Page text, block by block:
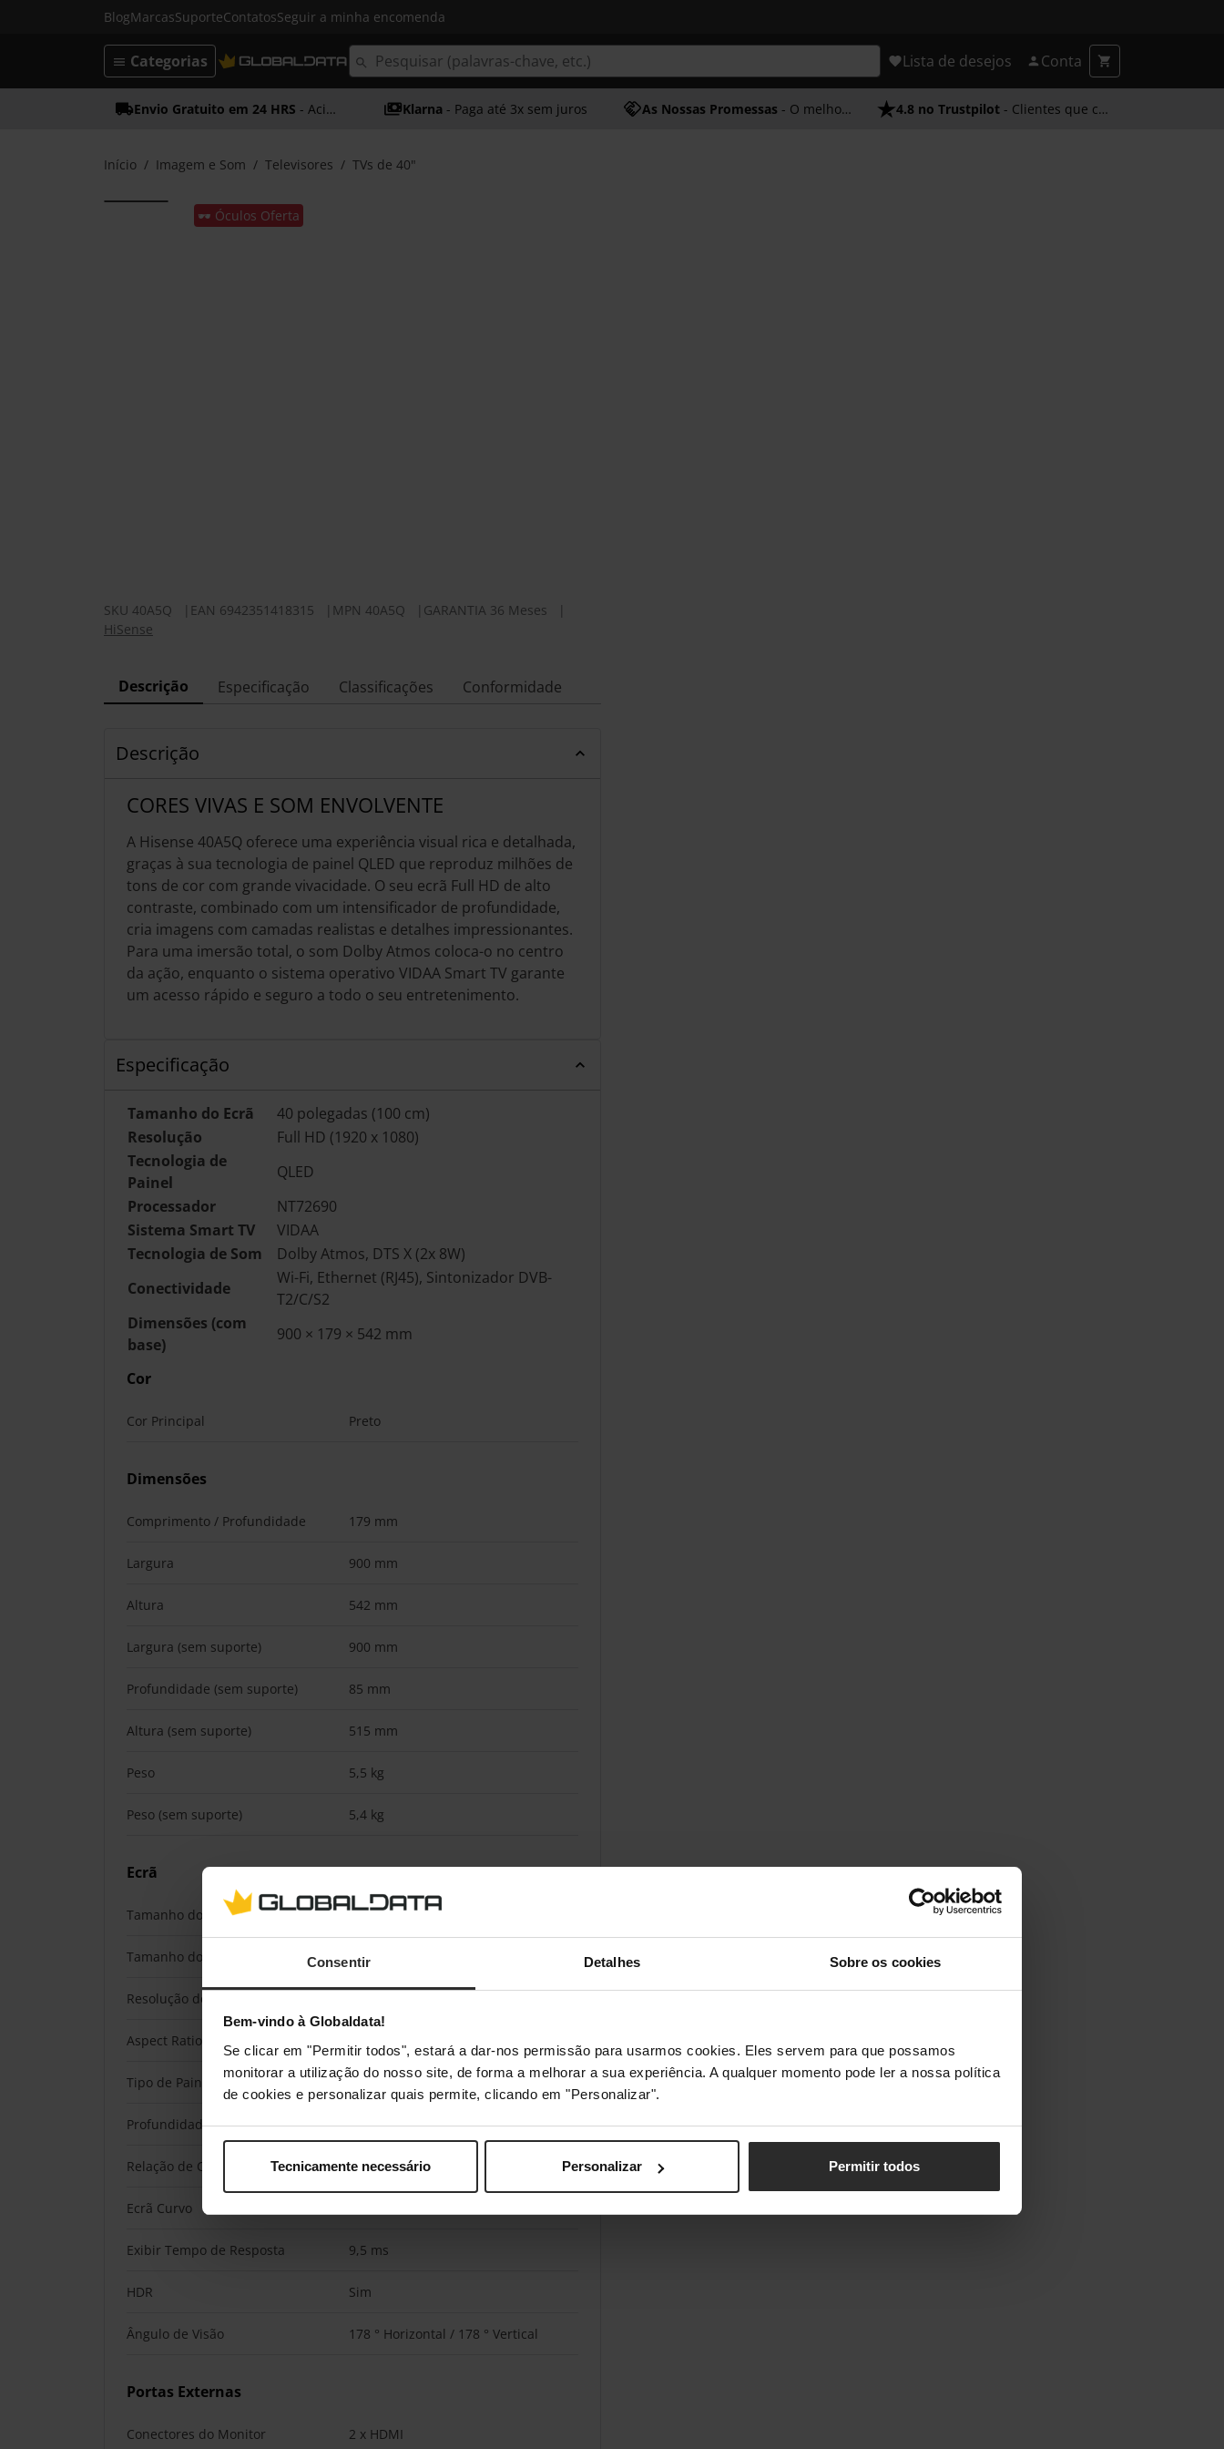
Consentir Detalhes Sobre os cookies
Bem-vindo à Globaldata!
Se clicar em "Permitir todos", estará a dar-nos permissão para usarmos cookies. Eles servem para que possamos
monitorar a utilização do nosso site, de forma a melhorar a sua experiência. A qualquer momento pode ler a nossa política
de cookies e personalizar quais permite, clicando em "Personalizar".
Tecnicamente necessário Personalizar Permitir todos
BlogMarcasSuporteContatosSeguir a minha encomenda
Lista de desejos Conta
Categorias
Envio Gratuito em 24 HRS - Acima dos 50€ Klarna - Paga até 3x sem juros As Nossas Promessas - O melhor atendimento 4.8 no Trustpilot - Clientes que confiam em nós
Início Imagem e Som Televisores TVs de 40"
🕶️ Óculos Oferta
SKU 40A5Q EAN 6942351418315 MPN 40A5Q GARANTIA 36 Meses
HiSense
Descrição Especificação Classificações Conformidade
Descrição
CORES VIVAS E SOM ENVOLVENTE
A Hisense 40A5Q oferece uma experiência visual rica e detalhada,
graças à sua tecnologia de painel QLED que reproduz milhões de
tons de cor com grande vivacidade. O seu ecrã Full HD de alto
contraste, combinado com um intensificador de profundidade,
cria imagens com camadas realistas e detalhes impressionantes.
Para uma imersão total, o som Dolby Atmos coloca-o no centro
da ação, enquanto o sistema operativo VIDAA Smart TV garante
um acesso rápido e seguro a todo o seu entretenimento.
Especificação
Tamanho do Ecrã
40 polegadas (100 cm)
Resolução
Full HD (1920 x 1080)
Tecnologia de
Painel
QLED
Processador
NT72690
Sistema Smart TV
VIDAA
Tecnologia de Som
Dolby Atmos, DTS X (2x 8W)
Conectividade
Wi-Fi, Ethernet (RJ45), Sintonizador DVB-
T2/C/S2
Dimensões (com
base)
900 × 179 × 542 mm
Cor
Cor Principal Preto
Dimensões
Comprimento / Profundidade 179 mm
Largura 900 mm
Altura 542 mm
Largura (sem suporte) 900 mm
Profundidade (sem suporte) 85 mm
Altura (sem suporte) 515 mm
Peso 5,5 kg
Peso (sem suporte) 5,4 kg
Ecrã
Tamanho do Ecrã em Polegadas 40 "
Tamanho do Ecrã em cm 100 cm
Resolução do Ecrã
Aspect Ratio do Ecrã
Tipo de Painel de Ecrã QLED
Profundidade da Cor máx. 16,7 milhões de cores (8 bits)
Relação de Contraste (Estático) 5 000:1
Ecrã Curvo
Exibir Tempo de Resposta 9,5 ms
HDR Sim
Ângulo de Visão 178 ° Horizontal / 178 ° Vertical
Portas Externas
Conectores do Monitor 2 x HDMI